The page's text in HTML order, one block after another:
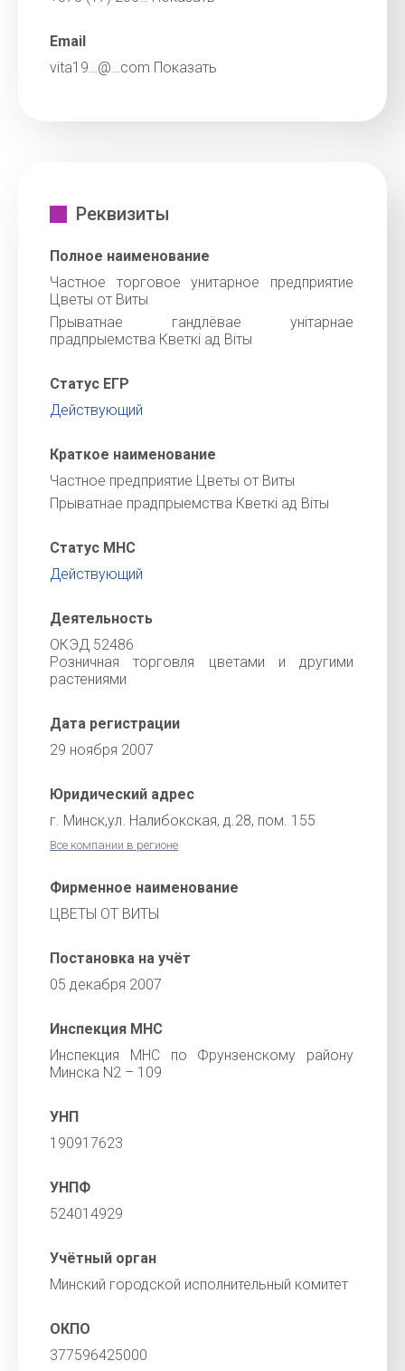
Email
vita19…@…com Показать
Реквизиты
Полное наименование
Частное торговое унитарное предприятие
Цветы от Виты
Прыватнае гандлёвае унiтарнае
прадпрыемства Кветкi ад Вiты
Статус ЕГР
Действующий
Краткое наименование
Частное предприятие Цветы от Виты
Прыватнае прадпрыемства Кветкi ад Вiты
Статус МНС
Действующий
Деятельность
ОКЭД 52486
Розничная торговля цветами и другими
растениями
Дата регистрации
29 ноября 2007
Юридический адрес
г. Минск,ул. Налибокская, д.28, пом. 155
Все компании в регионе
Фирменное наименование
ЦВЕТЫ ОТ ВИТЫ
Постановка на учёт
05 декабря 2007
Инспекция МНС
Инспекция МНС по Фрунзенскому району
Минска N2 – 109
УНП
190917623
УНПФ
524014929
Учётный орган
Минский городской исполнительный комитет
ОКПО
377596425000